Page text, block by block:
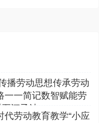
播劳动思想传承劳动
一一简记数智赋能劳
河子站
劳动教育教学“小应